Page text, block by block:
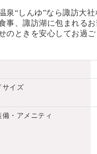
泉“しんゆ”なら諏訪大
事、諏訪湖に包まれるお
のときを安心してお過ご
サイズ
備・アメニティ